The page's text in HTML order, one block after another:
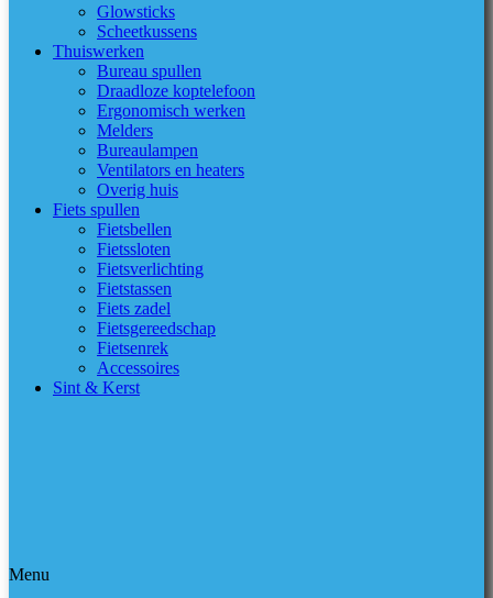
Glowsticks
Scheetkussens
Thuiswerken
Bureau spullen
Draadloze koptelefoon
Ergonomisch werken
Melders
Bureaulampen
Ventilators en heaters
Overig huis
Fiets spullen
Fietsbellen
Fietssloten
Fietsverlichting
Fietstassen
Fiets zadel
Fietsgereedschap
Fietsenrek
Accessoires
Sint & Kerst
Menu